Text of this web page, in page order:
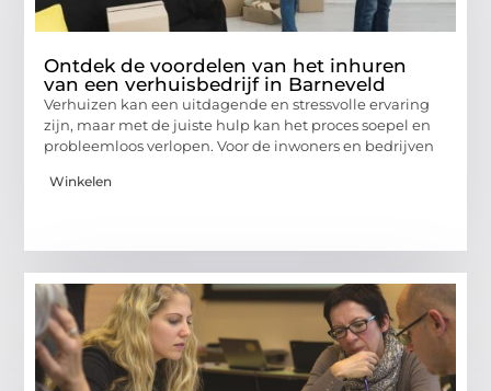
Ontdek de voordelen van het inhuren
van een verhuisbedrijf in Barneveld
Verhuizen kan een uitdagende en stressvolle ervaring
zijn, maar met de juiste hulp kan het proces soepel en
probleemloos verlopen. Voor de inwoners en bedrijven
Winkelen